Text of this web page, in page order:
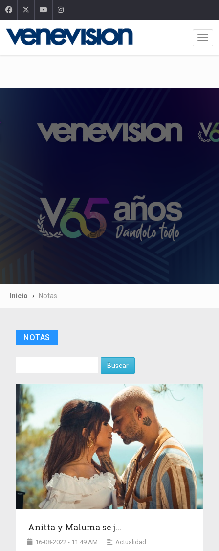
Inicio Notas
NOTAS
Buscar
Anitta y Maluma se j...
16-08-2022 - 11:49 AM Actualidad